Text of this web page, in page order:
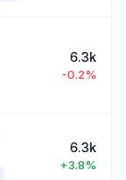
6.3k
-0.2%
6.3k
+3.8%